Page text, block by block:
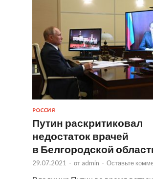
РОССИЯ
Путин раскритиковал
недостаток врачей
в Белгородской
29.07.2021 - от admin - Оставьте